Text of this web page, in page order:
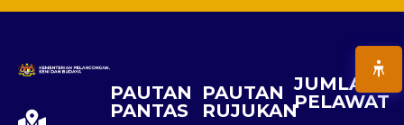
PAUTAN
PANTAS
PAUTAN
RUJUKAN
JUMLAH
PELAWAT